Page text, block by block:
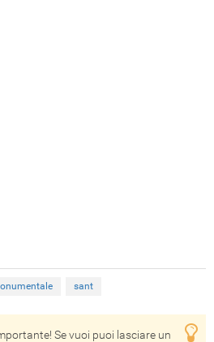
sant
Se vuoi puoi lasciare un